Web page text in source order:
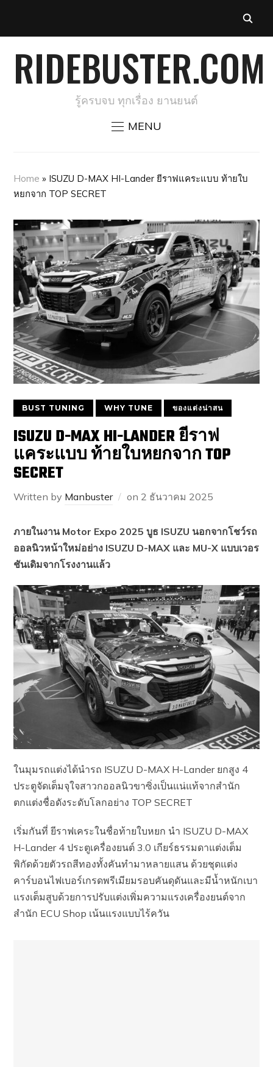
RIDEBUSTER.COM
รู้ครบจบ ทุกเรื่อง ยานยนต์
MENU
Home » ISUZU D-MAX HI-Lander ยีราฟแคระแบบ ท้ายใบ
หยกจาก TOP SECRET
BUST TUNING WHY TUNE ของแต่งน่าสน
ISUZU D-MAX HI-LANDER ยีราฟ
แคระแบบ ท้ายใบหยกจาก TOP
SECRET
Written by Manbuster on 2 ธันวาคม 2025
ภายในงาน Motor Expo 2025 บูธ ISUZU นอกจากโชว์รถ
ออลนิวหน้าใหม่อย่าง ISUZU D-MAX และ MU-X แบบเวอร
ชันเดิมจากโรงงานแล้ว
ในมุมรถแต่งได้นำรถ ISUZU D-MAX H-Lander ยกสูง 4
ประตูจัดเต็มจุใจสาวกออลนิวขาซิ่งเป็นแน่แท้จากสำนัก
ตกแต่งชื่อดังระดับโลกอย่าง TOP SECRET
เริ่มกันที่ ยีราฟเคระในชื่อท้ายใบหยก นำ ISUZU D-MAX
H-Lander 4 ประตูเครื่องยนต์ 3.0 เกียร์ธรรมดาแต่งเต็ม
พิกัดด้วยตัวรถสีทองทั้งคันทำมาหลายแสน ด้วยชุดแต่ง
คาร์บอนไฟเบอร์เกรดพรีเมียมรอบคันดุดันและมีน้ำหนักเบา
แรงเต็มสูบด้วยการปรับแต่งเพิ่มความแรงเครื่องยนต์จาก
สำนัก ECU Shop เน้นแรงแบบไร้ควัน